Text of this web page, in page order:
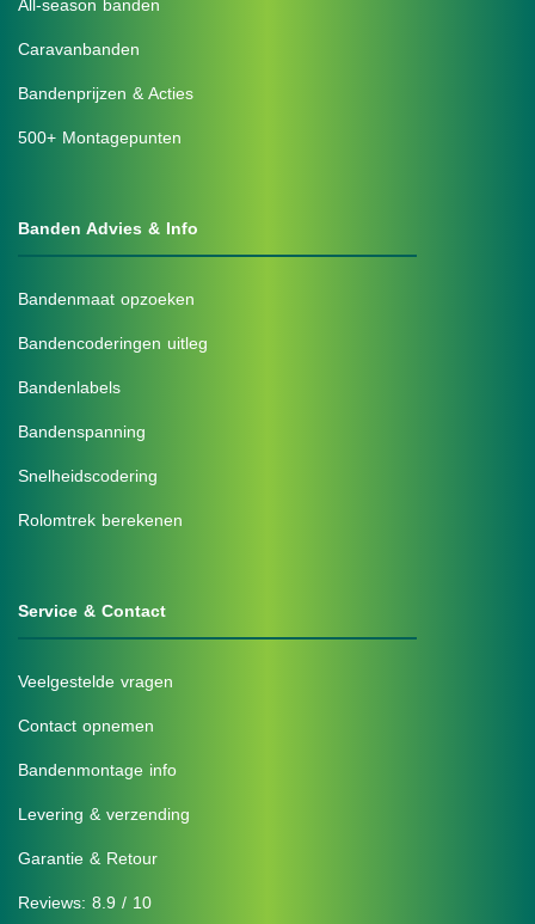
All-season banden
Caravanbanden
Bandenprijzen & Acties
500+ Montagepunten
Banden Advies & Info
Bandenmaat opzoeken
Bandencoderingen uitleg
Bandenlabels
Bandenspanning
Snelheidscodering
Rolomtrek berekenen
Service & Contact
Veelgestelde vragen
Contact opnemen
Bandenmontage info
Levering & verzending
Garantie & Retour
Reviews: 8.9 / 10